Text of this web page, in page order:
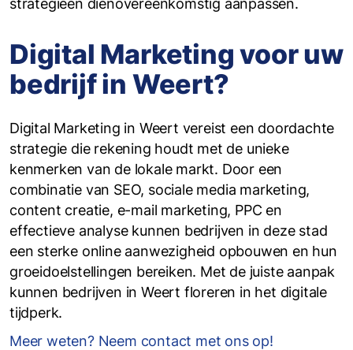
strategieën dienovereenkomstig aanpassen.
Digital Marketing voor uw
bedrijf in Weert?
Digital Marketing in Weert vereist een doordachte
strategie die rekening houdt met de unieke
kenmerken van de lokale markt. Door een
combinatie van SEO, sociale media marketing,
content creatie, e-mail marketing, PPC en
effectieve analyse kunnen bedrijven in deze stad
een sterke online aanwezigheid opbouwen en hun
groeidoelstellingen bereiken. Met de juiste aanpak
kunnen bedrijven in Weert floreren in het digitale
tijdperk.
Meer weten? Neem contact met ons op!